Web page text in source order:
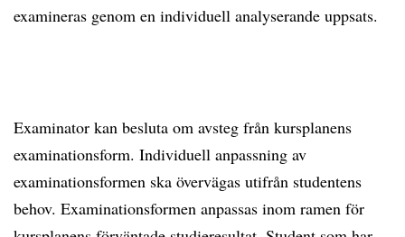
examineras genom en individuell analyserande uppsats.
Examinator kan besluta om avsteg från kursplanens
examinationsform. Individuell anpassning av
examinationsformen ska övervägas utifrån studentens
behov. Examinationsformen anpassas inom ramen för